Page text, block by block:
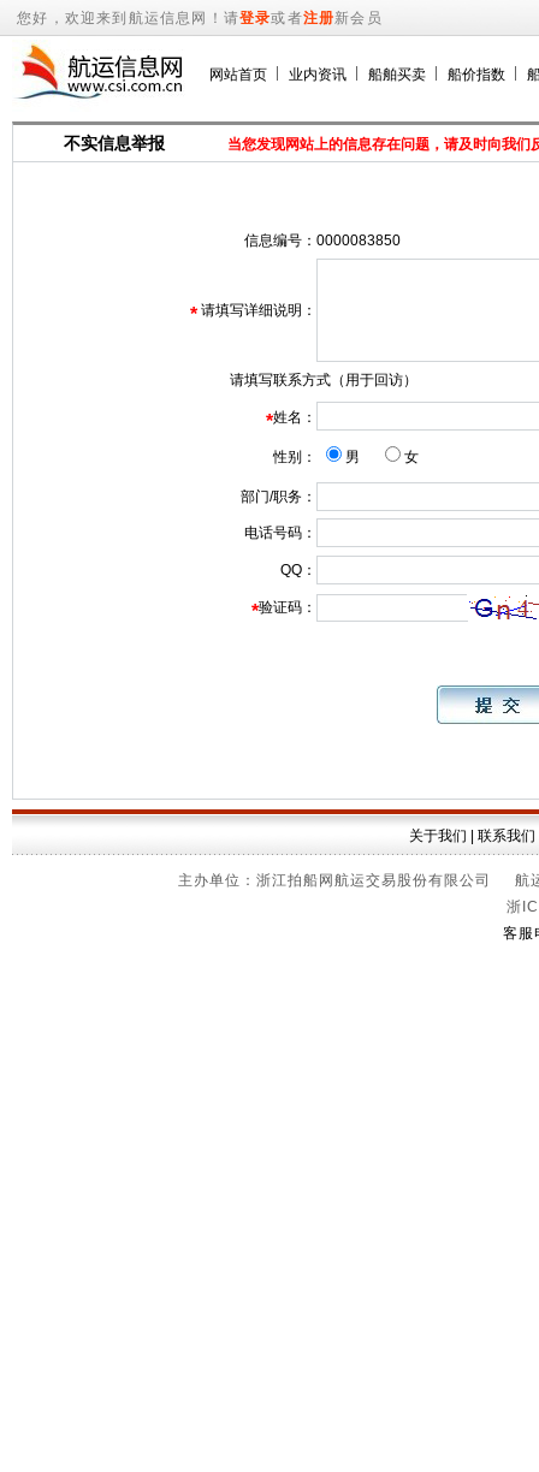
您好，欢迎来到航运信息网！请登录或者注册新会员
网站首页 业内资讯 船舶买卖 船价指数
不实信息举报 当您发现网站上的信息存在问题，请及时向我们
信息编号： 0000083850
* 请填写详细说明：
请填写联系方式（用于回访）
*姓名：
性别： 男 女
部门/职务：
电话号码：
QQ：
*验证码：
关于我们 联系我们
主办单位：浙江拍船网航运交易股份有限公司
浙
客服